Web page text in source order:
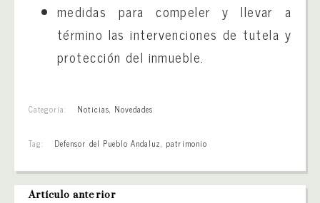
medidas para compeler y llevar a
término las intervenciones de tutela y
protección del inmueble.
Categoría: Noticias, Novedades
Tag: Defensor del Pueblo Andaluz, patrimonio
Artículo anterior